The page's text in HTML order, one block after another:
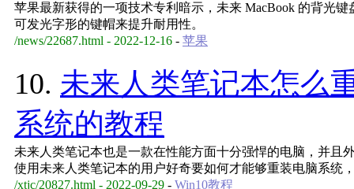
苹果最新获得的一项技术专利暗示，未来 MacBook 的背光
可发光字形的键帽来提升耐用性。
/news/22687.html - 2022-12-16 - 苹果
10. 未来人类笔记本怎么
系统的教程
未来人类笔记本也是一款在性能方面十分强悍的电脑，并且
使用未来人类笔记本的用户好奇要如何才能够重装电脑系统
/xtjc/20827.html - 2022-09-29 - Win10教程